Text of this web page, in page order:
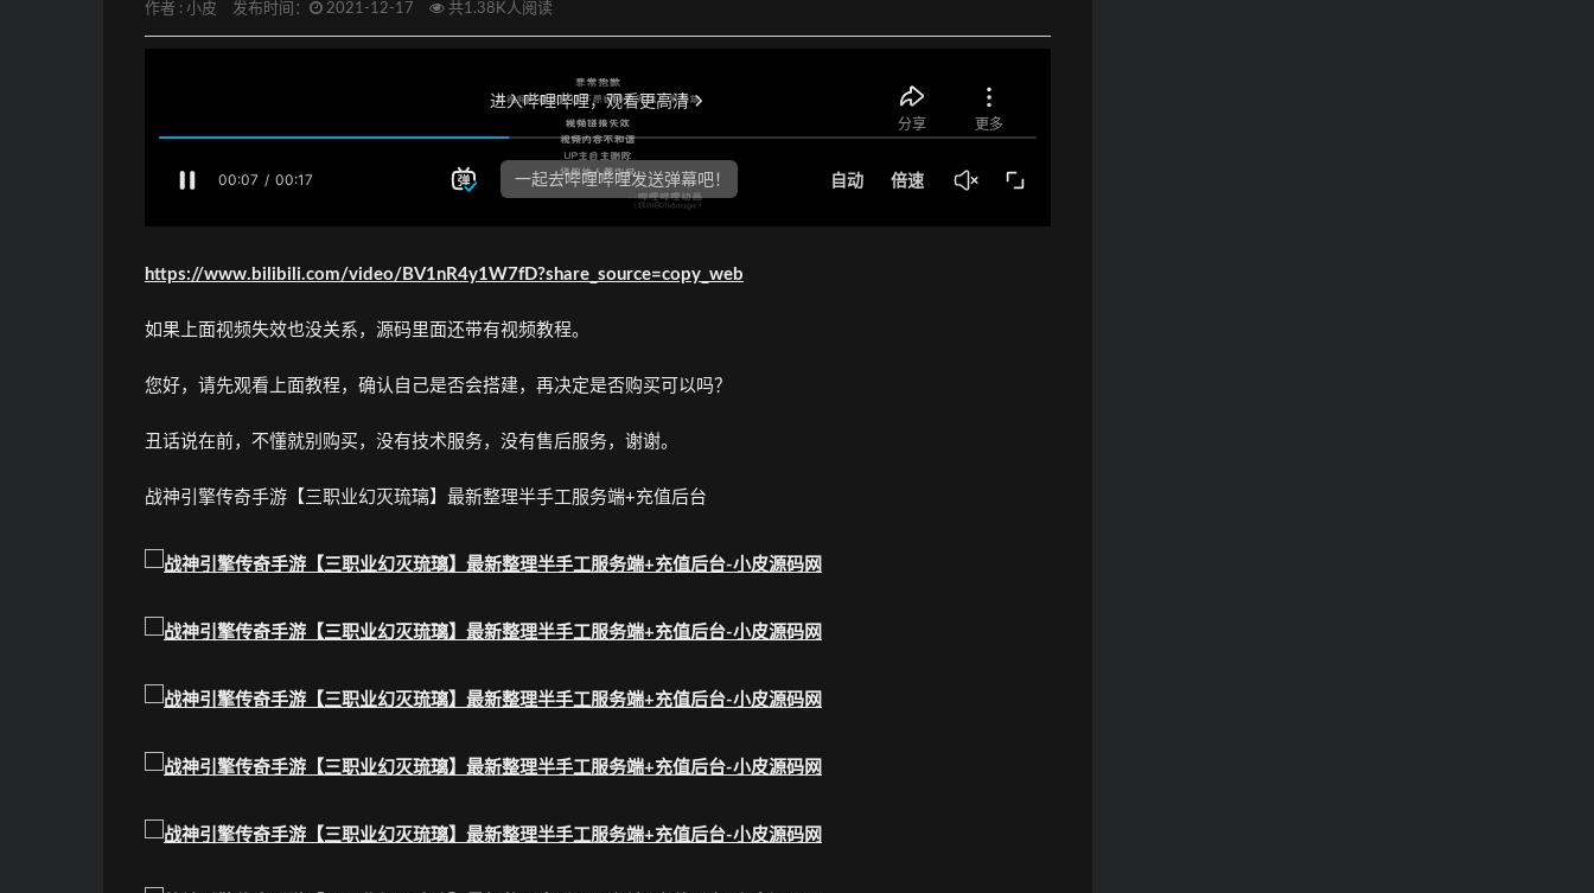
作者 : 小皮 发布时间： 2021-12-17 共1.38K人阅读
https://www.bilibili.com/video/BV1nR4y1W7fD?share_source=copy_web
如果上面视频失效也没关系，源码里面还带有视频教程。
您好，请先观看上面教程，确认自己是否会搭建，再决定是否购买可以吗？
丑话说在前，不懂就别购买，没有技术服务，没有售后服务，谢谢。
战神引擎传奇手游【三职业幻灭琉璃】最新整理半手工服务端+充值后台